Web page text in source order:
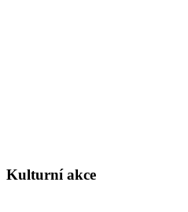
Kulturní akce